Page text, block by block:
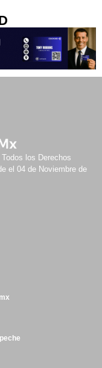
los Derechos
el 04 de Noviembre de